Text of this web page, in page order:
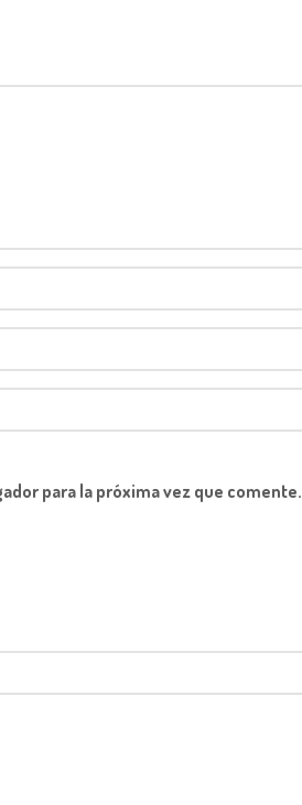
para la próxima vez que comente.